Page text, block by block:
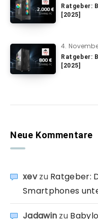
Ratgeber:
[2025]
4.
Ratgeber:
[2025]
Neue Kommentare
xevzu Ratgeber:
Smartphones
Jadawin zu